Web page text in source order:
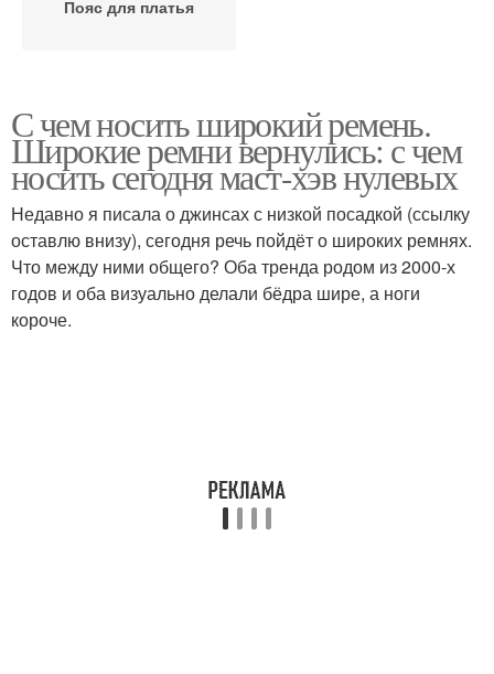
Пояс для платья
С чем носить широкий ремень.
Широкие ремни вернулись: с чем
носить сегодня маст-хэв нулевых
Недавно я писала о джинсах с низкой посадкой (ссылку
оставлю внизу), сегодня речь пойдёт о широких ремнях.
Что между ними общего? Оба тренда родом из 2000-х
годов и оба визуально делали бёдра шире, а ноги
короче.